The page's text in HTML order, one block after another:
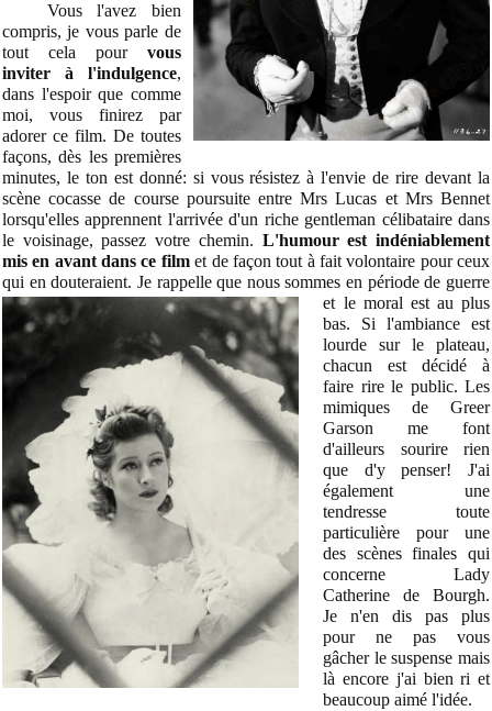
Vous l'avez bien
compris, je vous parle de
tout cela pour vous
inviter à l'indulgence,
dans l'espoir que comme
moi, vous finirez par
adorer ce film. De toutes
façons, dès les premières
minutes, le ton est donné: si vous résistez à l'envie de rire devant la
scène cocasse de course poursuite entre Mrs Lucas et Mrs Bennet
lorsqu'elles apprennent l'arrivée d'un riche gentleman célibataire dans
le voisinage, passez votre chemin. L'humour est indéniablement
mis en avant dans ce filmet de façon tout à fait volontaire pour ceux
qui en douteraient. Je rappelle que nous sommes en période de guerre
et le moral est au plus
bas. Si l'ambiance est
lourde sur le plateau,
chacun est décidé à
faire rire le public. Les
mimiques de Greer
Garson me font
d'ailleurs sourire rien
que d'y penser! J'ai
également une
tendresse toute
particulière pour une
des scènes finales qui
concerne Lady
Catherine de Bourgh.
Je n'en dis pas plus
pour ne pas vous
gâcher le suspense mais
là encore j'ai bien ri et
beaucoup aimé l'idée.